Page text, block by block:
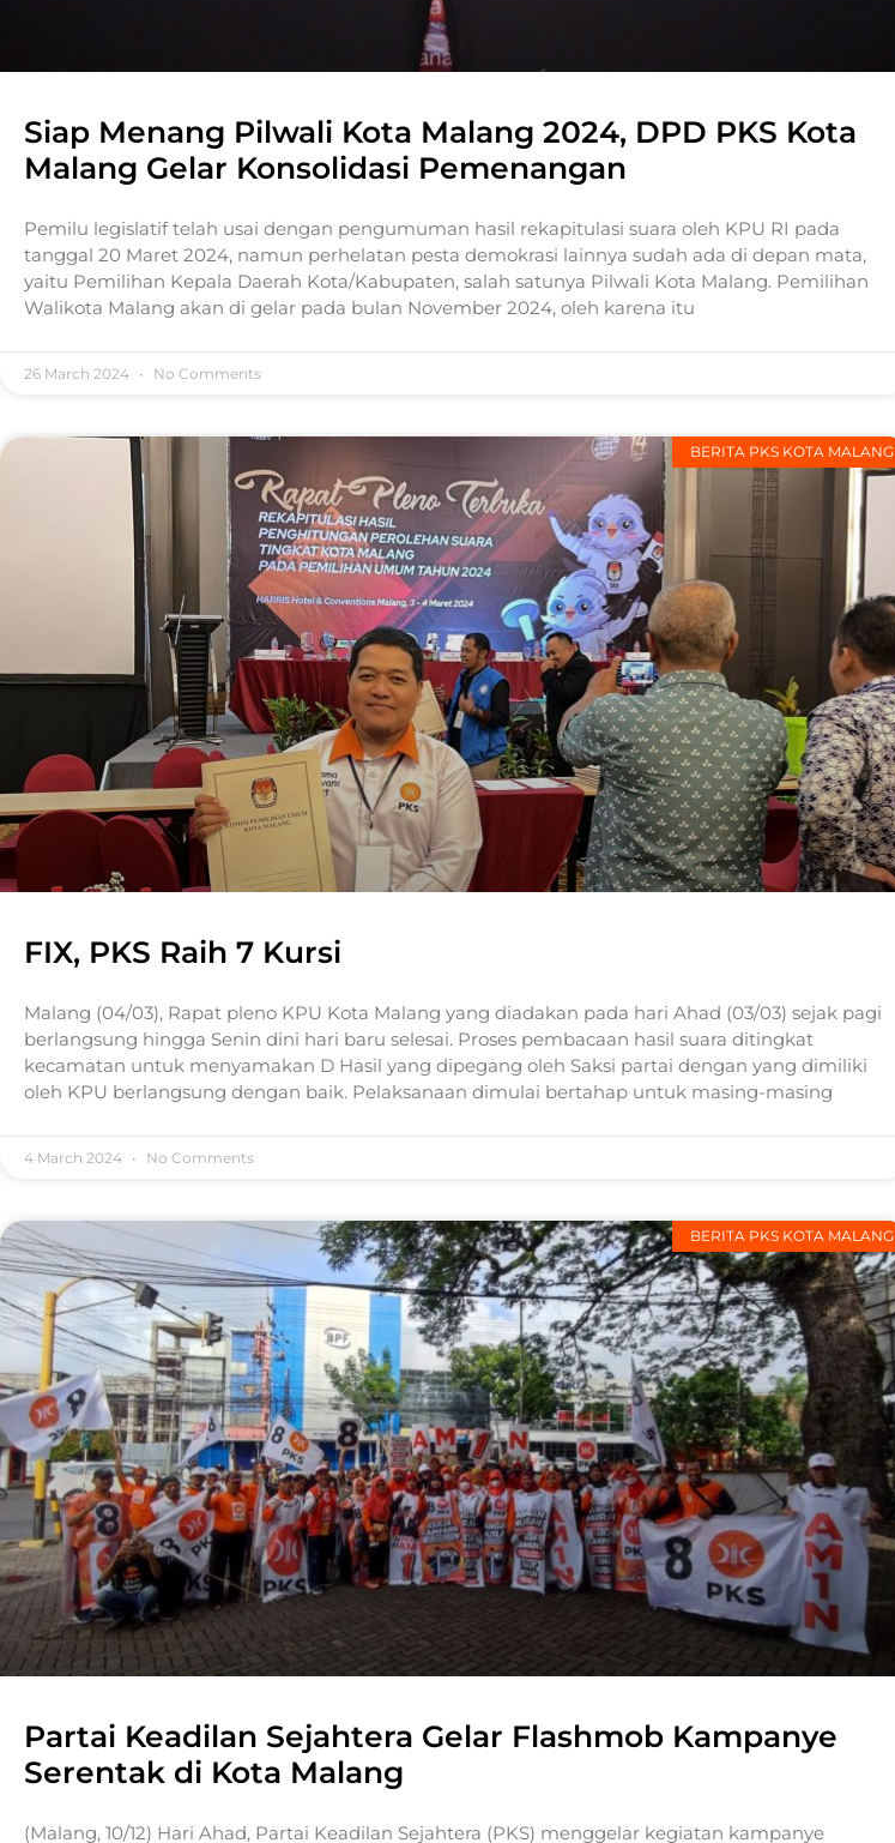
Siap Menang Pilwali Kota Malang 2024, DPD PKS Kota
Malang Gelar Konsolidasi Pemenangan
Pemilu legislatif telah usai dengan pengumuman hasil rekapitulasi suara oleh KPU RI pada
tanggal 20 Maret 2024, namun perhelatan pesta demokrasi lainnya sudah ada di depan mata,
yaitu Pemilihan Kepala Daerah Kota/Kabupaten, salah satunya Pilwali Kota Malang. Pemilihan
Walikota Malang akan di gelar pada bulan November 2024, oleh karena itu
26 March 2024 No Comments
BERITA PKS KOTA MALANG
FIX, PKS Raih 7 Kursi
Malang (04/03), Rapat pleno KPU Kota Malang yang diadakan pada hari Ahad (03/03) sejak pagi
berlangsung hingga Senin dini hari baru selesai. Proses pembacaan hasil suara ditingkat
kecamatan untuk menyamakan D Hasil yang dipegang oleh Saksi partai dengan yang dimiliki
oleh KPU berlangsung dengan baik. Pelaksanaan dimulai bertahap untuk masing-masing
4 March 2024 No Comments
BERITA PKS KOTA MALANG
Partai Keadilan Sejahtera Gelar Flashmob Kampanye
Serentak di Kota Malang
(Malang, 10/12) Hari Ahad, Partai Keadilan Sejahtera (PKS) menggelar kegiatan kampanye